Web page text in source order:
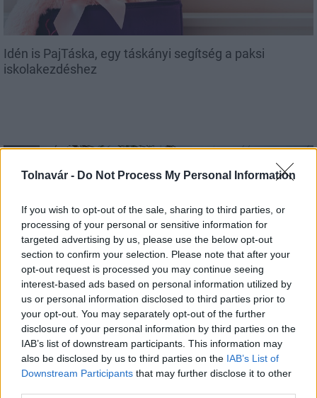
Tolnavár - Do Not Process My Personal Information
If you wish to opt-out of the sale, sharing to third parties, or
processing of your personal or sensitive information for
targeted advertising by us, please use the below opt-out
section to confirm your selection. Please note that after your
opt-out request is processed you may continue seeing
interest-based ads based on personal information utilized by
us or personal information disclosed to third parties prior to
your opt-out. You may separately opt-out of the further
disclosure of your personal information by third parties on the
IAB’s list of downstream participants. This information may
also be disclosed by us to third parties on the IAB’s List of
Downstream Participants that may further disclose it to other
Idén is PajTáska, egy táskányi segítség a paksi
iskolakezdéshez
Aktuális
Energiaválság: az éjszakai fordulat bizakodásra ad okot
MAGYAR ÉPÍTŐK